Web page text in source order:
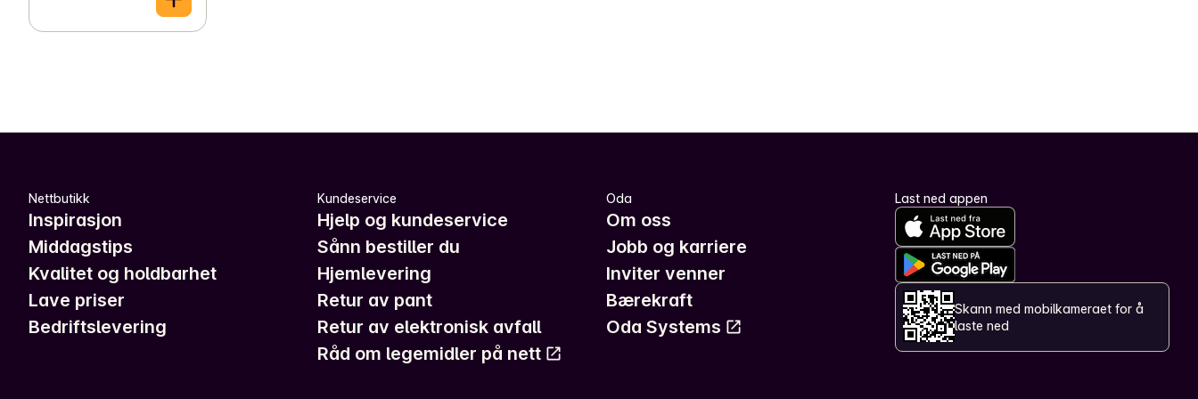
Nettbutikk
Inspirasjon
Middagstips
Kvalitet og holdbarhet
Lave priser
Bedriftslevering
Kundeservice
Hjelp og kundeservice
Sånn bestiller du
Hjemlevering
Retur av pant
Retur av elektronisk avfall
Råd om legemidler på nett
Oda
Om oss
Jobb og karriere
Inviter venner
Bærekraft
Oda Systems
Last ned appen
Skann med mobilkameraet for å
laste ned